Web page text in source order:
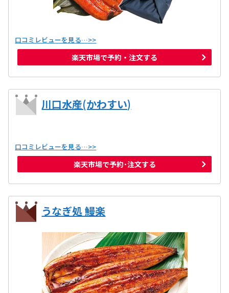
口コミレビューを見る…>>
楽天市場で予約・注文する
川口水産(かわすい)
口コミレビューを見る…>>
楽天市場で予約･注文する
うなぎ処 鰻楽